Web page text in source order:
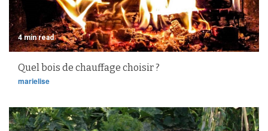
4 min read
Quel bois de chauffage choisir ?
marielise